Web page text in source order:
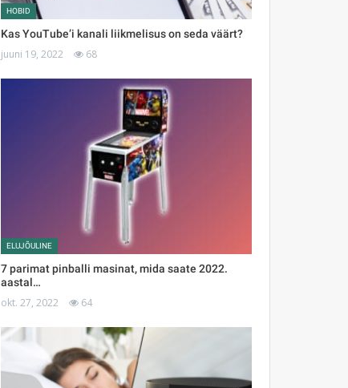
HOBID
Kas YouTube’i kanali liikmelisus on seda väärt?
juuni 19, 2022 68
ELUJÕULINE
7 parimat pinballi masinat, mida saate 2022.
aastal…
okt. 27, 2022 64